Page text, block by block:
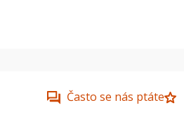
Často se nás ptáte